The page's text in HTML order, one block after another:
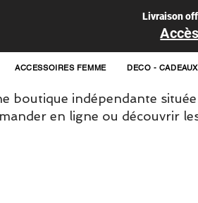
Livraison
ACCESSOIRES FEMME DECO - CADEAUX
boutique indépendante
en ligne ou découvrir